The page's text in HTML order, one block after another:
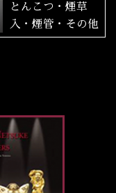
とんこつ・煙草
入・煙管・その他